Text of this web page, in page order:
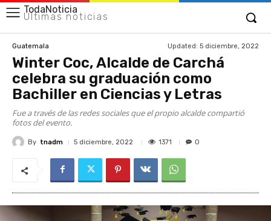
TodaNoticia
Últimas noticias
Guatemala Updated: 5 diciembre, 2022
Winter Coc, Alcalde de Carchá
celebra su graduación como
Bachiller en Ciencias y Letras
Fue a través de las redes sociales que el propio alcalde compartió
fotos del evento.
By tnadm 5 diciembre, 2022 1371 0